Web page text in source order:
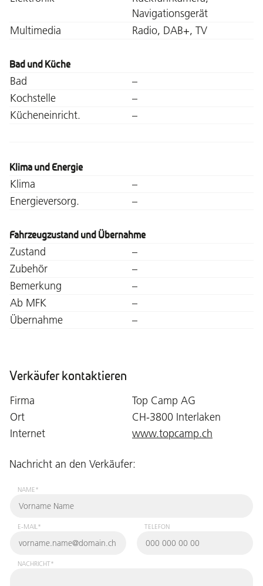
Navigationsgerät
Multimedia
Radio, DAB+, TV
Bad und Küche
Bad
–
Kochstelle
–
Kücheneinricht.
–
Klima und Energie
Klima
–
Energieversorg.
–
Fahrzeugzustand und Übernahme
Zustand
–
Zubehör
–
Bemerkung
–
Ab MFK
–
Übernahme
–
Verkäufer kontaktieren
Firma
Top Camp AG
Ort
CH-3800 Interlaken
Internet
www.topcamp.ch
Nachricht an den Verkäufer:
NAME*
E-MAIL* TELEFON
NACHRICHT*